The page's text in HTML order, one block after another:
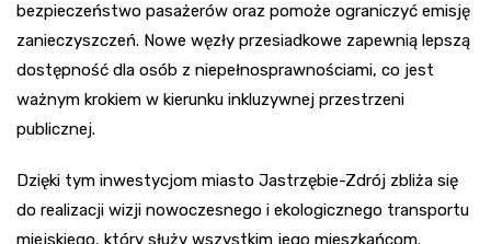
bezpieczeństwo pasażerów oraz pomoże ograniczyć emisję
zanieczyszczeń. Nowe węzły przesiadkowe zapewnią lepszą
dostępność dla osób z niepełnosprawnościami, co jest
ważnym krokiem w kierunku inkluzywnej przestrzeni
publicznej.
Dzięki tym inwestycjom miasto Jastrzębie-Zdrój zbliża się
do realizacji wizji nowoczesnego i ekologicznego transportu